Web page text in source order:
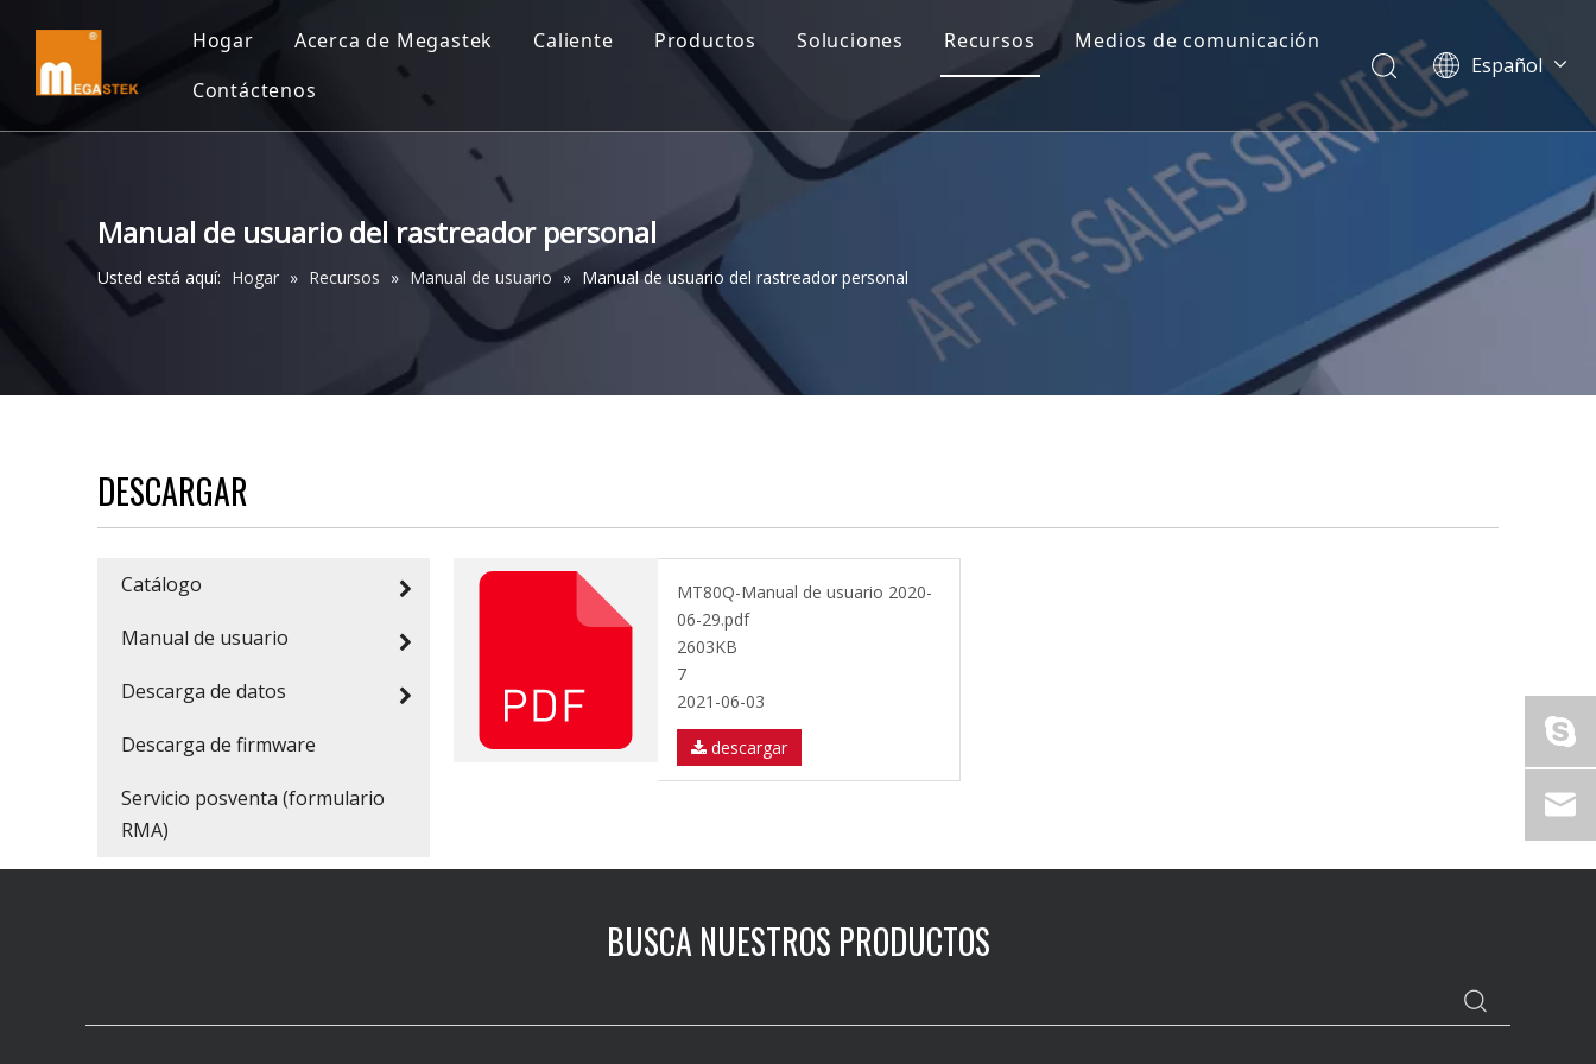
Hogar Acerca de Megastek Caliente Productos Soluciones Recursos
Medios de comunicación
Contáctenos
Español
Dansk
norsk språk
Italiano
Deutsch
简体中文
Manual de usuario del rastreador personal
Usted está aquí: Hogar » Recursos » Manual de usuario » Manual de usuario del rastreador personal
DESCARGAR
Catálogo
Manual de usuario
Descarga de datos
Descarga de firmware
Servicio posventa (formulario
RMA)
MT80Q-Manual de usuario 2020-
06-29.pdf
2603KB
7
2021-06-03
descargar
BUSCA NUESTROS PRODUCTOS